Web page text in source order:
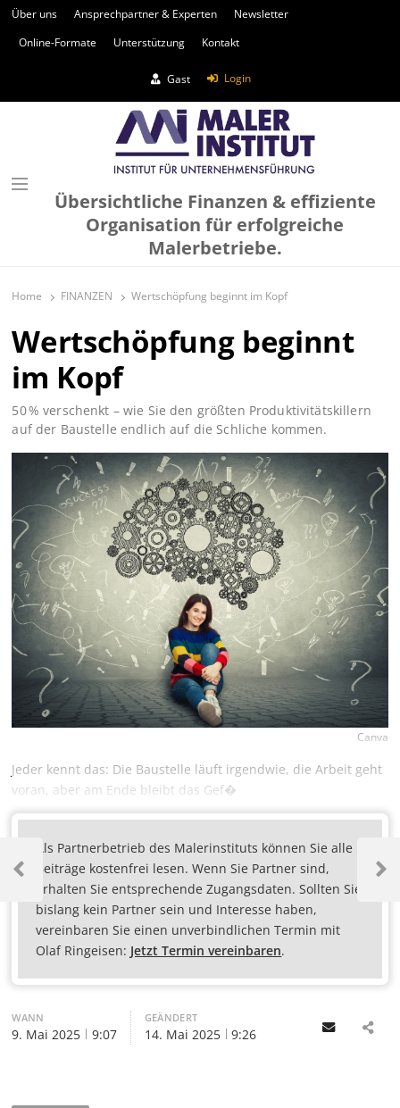
Über uns Ansprechpartner & Experten
Newsletter
Online-Formate
Unterstützung Kontakt
Gast Login
Übersichtliche Finanzen & effiziente
Organisation für erfolgreiche
Malerbetriebe.
Home FINANZEN Wertschöpfung beginnt im Kopf
Wertschöpfung beginnt
im Kopf
50 % verschenkt – wie Sie den größten Produktivitätskillern
auf der Baustelle endlich auf die Schliche kommen.
Canva
Jeder kennt das: Die Baustelle läuft irgendwie, die Arbeit geht
voran, aber am Ende bleibt das Gef�
Als Partnerbetrieb des Malerinstituts können Sie alle
Beiträge kostenfrei lesen. Wenn Sie Partner sind,
erhalten Sie entsprechende Zugangsdaten. Sollten Sie
bislang kein Partner sein und Interesse haben,
vereinbaren Sie einen unverbindlichen Termin mit
Olaf Ringeisen: Jetzt Termin vereinbaren.
WANN
9. Mai 2025 9:07
GEÄNDERT
14. Mai 2025 9:26 Email